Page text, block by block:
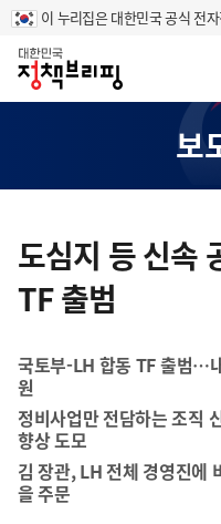
이 누리집은 대한민국 공식 전
홈
보
텐
츠
영
도심지 등 신속
TF 출범
국토부-LH 합동 TF 출범…
원
정비사업만 전담하는 조직
향상 도모
김 장관, LH 전체 경영진에
을 주문